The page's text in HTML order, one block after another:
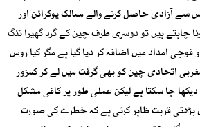
آزادی حاصل کرنے والے ممالک یوکرائن اور
چاہتے ہیں تو دوسری طرف چین کے گرد گھیرا تنگ
فوجی امداد میں اضافہ کر دیا گیا ہے مگر کیا روس
اتحادی چین کو بھی گرفت میں لے کر کمزور
جا سکتا ہے لیکن عملی طور پر کافی مشکل
بڑھتی قربت ظاہر کرتی ہے کہ خطرے کی صورت